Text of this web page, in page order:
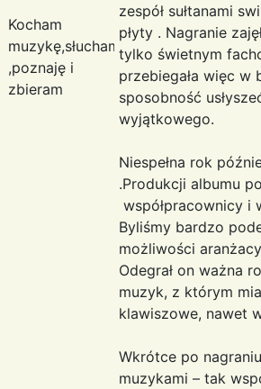
Kocham
muzykę,słucham
,poznaję i
zbieram
zespół sułtanami
płyty . Nagranie
tylko świetnym
przebiegała więc
sposobność
wyjątkowego.
Niespełna rok
.Produkcji albumu
współpracownicy i
Byliśmy bardzo
możliwości
Odegrał on ważna
muzyk, z którym
klawiszowe, nawet
Wkrótce po
muzykami – tak